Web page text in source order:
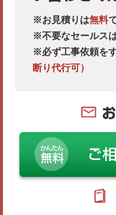
※お見積りは無料
※不要なセールス
※必ず工事依頼を
断り代行可）